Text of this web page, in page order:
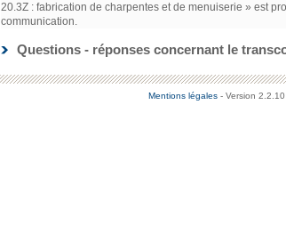
20.3Z : fabrication de charpentes et de menuiserie » est
communication.
Questions - réponses concernant le
Mentions légales - Version 2.2.10